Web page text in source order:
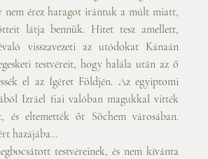
nem érez haragot irántuk a múlt miatt,
látja bennük. Hitet tesz amellett,
visszavezeti az utódokat Kánaán
testvéreit, hogy halála után az ő
el az Ígéret Földjén. Az egyiptomi
Izráel fiai valóban magukkal vitték
és eltemették őt Söchem városában.
hazájába…
testvéreinek, és nem kívánta